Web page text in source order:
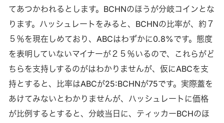
てあつかわれるとします。BCHNのほうが分岐コインとな
ります。ハッシュレートをみると、BCHNの比率が、約７
５％を現在しめており、ABCはわずかに0.8%です。態度
を表明していないマイナーが２５％いるので、これらがど
ちらを支持しするのがはわかりませんが、仮にABCを支
持とすると、比率はABCが25:BCHNが75です。実際蓋を
あけてみないとわかりませんが、ハッシュレートに価格
が比例するとすると、分岐当日に、ティッカーBCHのほ